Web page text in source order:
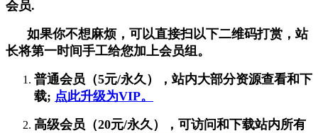
会员.
如果你不想麻烦，可以直接扫以下二维码打赏，站
长将第一时间手工给您加上会员组。
普通会员（5元/永久），站内大部分资源查看和下
载; 点此升级为VIP。
高级会员（20元/永久），可访问和下载站内所有